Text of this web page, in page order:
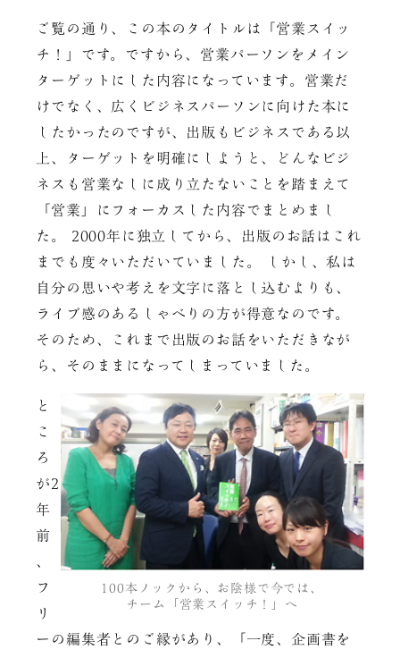
ご覧の通り、この本のタイトルは「営業スイッ
チ！」です。ですから、営業パーソンをメイン
ターゲットにした内容になっています。営業だ
けでなく、広くビジネスパーソンに向けた本に
したかったのですが、出版もビジネスである以
上、ターゲットを明確にしようと、どんなビジ
ネスも営業なしに成り立たないことを踏まえて
「営業」にフォーカスした内容でまとめまし
た。 2000年に独立してから、出版のお話はこれ
までも度々いただいていました。 しかし、私は
自分の思いや考えを文字に落とし込むよりも、
ライブ感のあるしゃべりの方が得意なのです。
そのため、これまで出版のお話をいただきなが
ら、そのままになってしまっていました。
100本ノックから、お陰様で今では、
チーム「営業スイッチ！」へ
と
こ
ろ
が2
年
前
、
フ
リ
ーの編集者とのご縁があり、「一度、企画書を